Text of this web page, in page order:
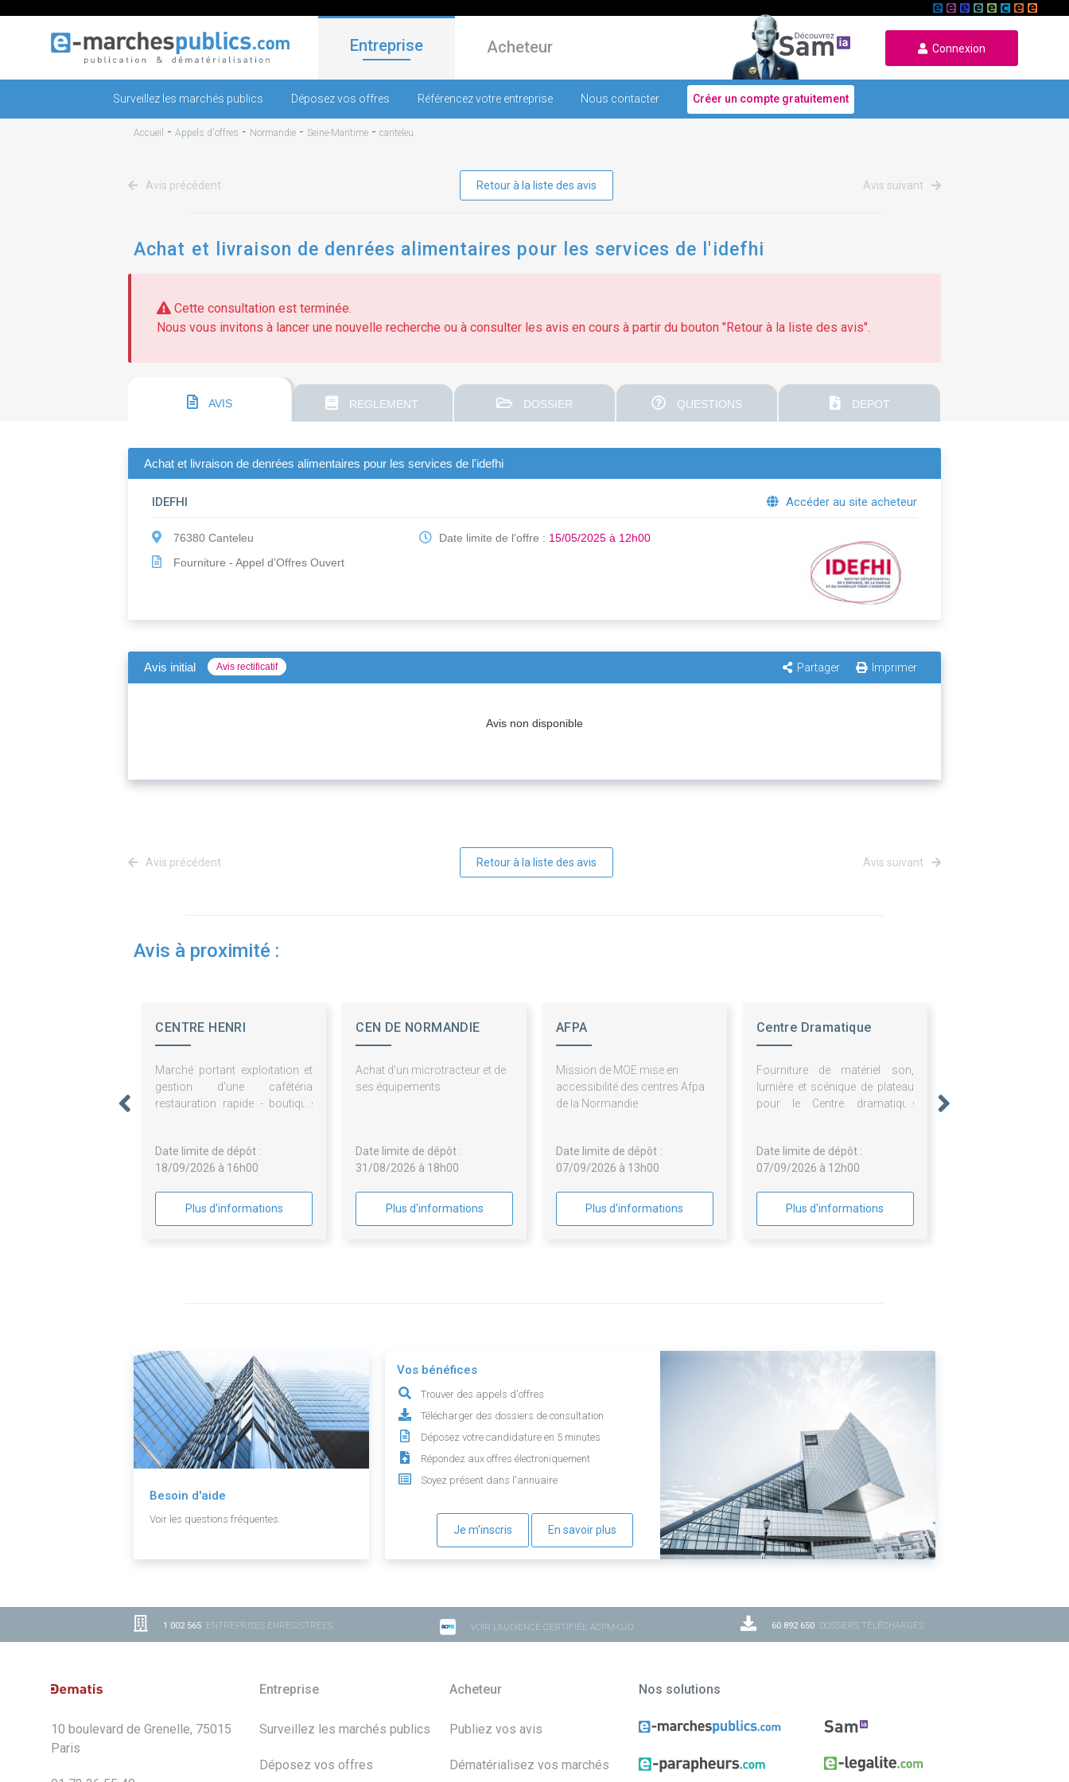
Entreprise Acheteur Connexion
Surveillez les marchés publics Déposez vos offres Référencez votre entreprise Nous contacter Créer un compte gratuitement
Accueil - Appels d'offres - Normandie - Seine-Maritime - canteleu
Avis précédent Retour à la liste des avis Avis suivant
Achat et livraison de denrées alimentaires pour les services de l'idefhi
Cette consultation est terminée.
Nous vous invitons à lancer une nouvelle recherche ou à consulter les avis en cours à partir du bouton "Retour à la liste des avis".
AVIS REGLEMENT DOSSIER QUESTIONS DEPOT
Achat et livraison de denrées alimentaires pour les services de l'idefhi
IDEFHI Accéder au site acheteur
76380 Canteleu
Fourniture - Appel d'Offres Ouvert
Date limite de l'offre : 15/05/2025 à 12h00
Avis initial Avis rectificatif Partager Imprimer
Avis non disponible
Avis précédent Retour à la liste des avis Avis suivant
Avis à proximité :
CENTRE HENRI
Marché portant exploitation et
gestion d'une cafétéria
restauration rapide - boutique
confiseries - pauses café -
fontaines à eau - prestations de
Becquerel
Date limite de dépôt :
18/09/2026 à 16h00
Plus d'informations
CEN DE NORMANDIE
Achat d'un microtracteur et de
ses équipements
Date limite de dépôt :
31/08/2026 à 18h00
Plus d'informations
AFPA
Mission de MOE mise en
accessibilité des centres Afpa
de la Normandie
Date limite de dépôt :
07/09/2026 à 13h00
Plus d'informations
Centre Dramatique
Fourniture de matériel son,
lumière et scénique de plateau
pour le Centre dramatique
Date limite de dépôt :
07/09/2026 à 12h00
Plus d'informations
Besoin d'aide
Voir les questions fréquentes.
Vos bénéfices
Trouver des appels d'offres
Télécharger des dossiers de consultation
Déposez votre candidature en 5 minutes
Répondez aux offres électroniquement
Soyez présent dans l'annuaire
Je m'inscris En savoir plus
1 002 565 ENTREPRISES ENREGISTRÉES VOIR L'AUDIENCE CERTIFIÉE ACPM-OJD 60 892 650 DOSSIERS TÉLÉCHARGÉS
10 boulevard de Grenelle, 75015
Paris
Entreprise
Surveillez les marchés publics
Déposez vos offres
Acheteur
Publiez vos avis
Dématérialisez vos marchés
Nos solutions